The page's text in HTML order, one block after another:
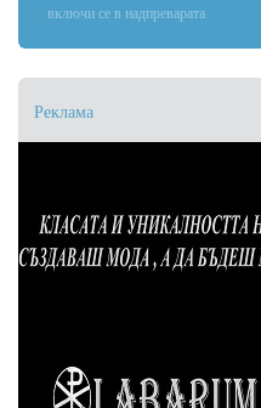
Гласувам за Вида Георгиева/УСПЕХ
Чудесно момиче!Успех!
включи се в надпреварата
Реклама